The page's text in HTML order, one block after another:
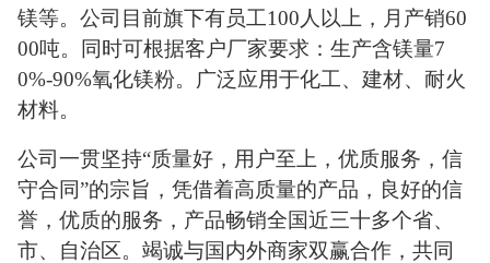
镁等。公司目前旗下有员工100人以上，月产销60
00吨。同时可根据客户厂家要求：生产含镁量7
0%-90%氧化镁粉。广泛应用于化工、建材、耐火
材料。
公司一贯坚持“质量好，用户至上，优质服务，信
守合同”的宗旨，凭借着高质量的产品，良好的信
誉，优质的服务，产品畅销全国近三十多个省、
市、自治区。竭诚与国内外商家双赢合作，共同